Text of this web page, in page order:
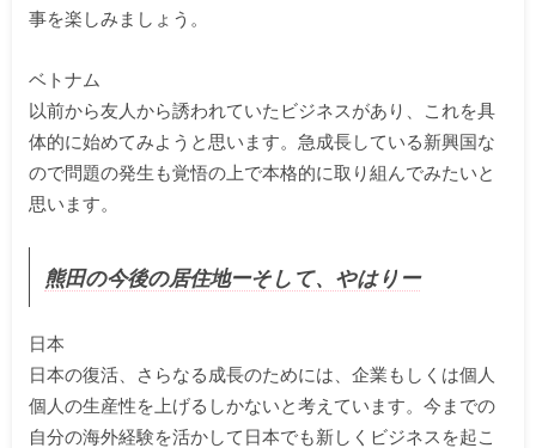
事を楽しみましょう。
ベトナム
以前から友人から誘われていたビジネスがあり、これを具
体的に始めてみようと思います。急成長している新興国な
ので問題の発生も覚悟の上で本格的に取り組んでみたいと
思います。
熊田の今後の居住地ーそして、やはりー
日本
日本の復活、さらなる成長のためには、企業もしくは個人
個人の生産性を上げるしかないと考えています。今までの
自分の海外経験を活かして日本でも新しくビジネスを起こ